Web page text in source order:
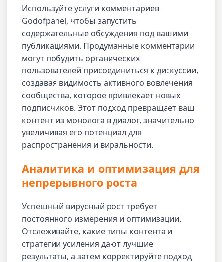
Используйте услуги комментариев
Godofpanel, чтобы запустить
содержательные обсуждения под вашими
публикациями. Продуманные комментарии
могут побудить органических
пользователей присоединиться к дискуссии,
создавая видимость активного вовлечения
сообщества, которое привлекает новых
подписчиков. Этот подход превращает ваш
контент из монолога в диалог, значительно
увеличивая его потенциал для
распространения и виральности.
Аналитика и оптимизация для
непрерывного роста
Успешный вирусный рост требует
постоянного измерения и оптимизации.
Отслеживайте, какие типы контента и
стратегии усиления дают лучшие
результаты, а затем корректируйте подход